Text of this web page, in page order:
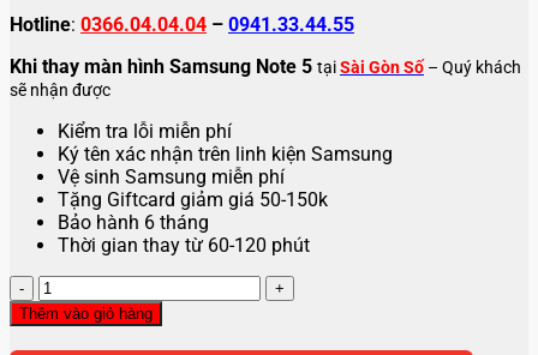
Hotline: 0366.04.04.04 – 0941.33.44.55
Khi thay màn hình Samsung Note 5 tạiSài Gòn Số – Quý khách
sẽ nhận được
Kiểm tra lỗi miễn phí
Ký tên xác nhận trên linh kiện Samsung
Vệ sinh Samsung miễn phí
Tặng Giftcard giảm giá 50-150k
Bảo hành 6 tháng
Thời gian thay từ 60-120 phút
Thay
màn
hình
Thêm vào giỏ hàng